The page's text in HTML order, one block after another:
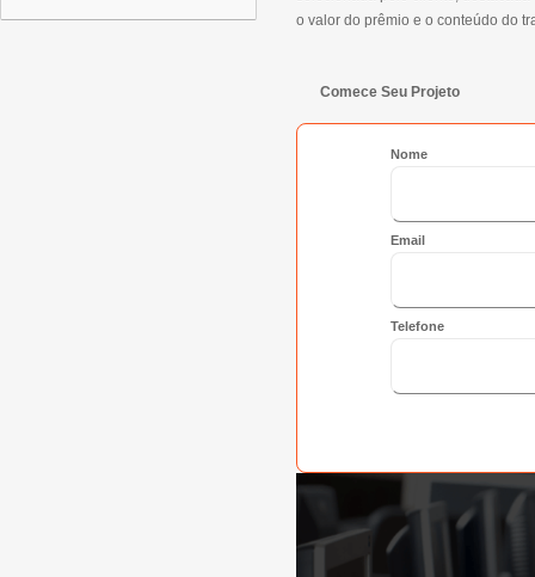
o valor do prêmio e o conteúdo do
Comece Seu Projeto
Nome
Email
Telefone